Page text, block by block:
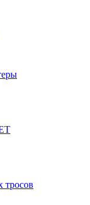
тросов